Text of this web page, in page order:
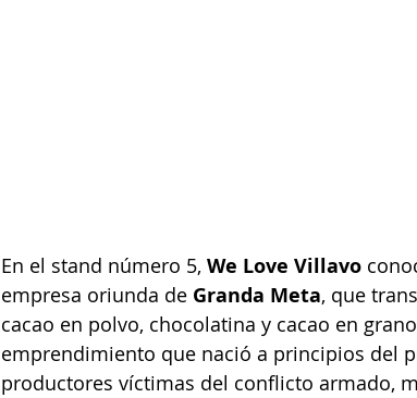
En el stand número 5, We Love Villavo
empresa oriunda de Granda Meta, que
cacao en polvo, chocolatina y cacao en
emprendimiento que nació a principios del
productores víctimas del conflicto armado,